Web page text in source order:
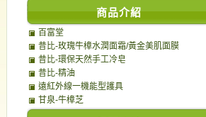
商品介紹
百富堂
昔比-玫瑰牛樟水潤面霜/黃金美肌面膜
昔比-環保天然手工冷皂
昔比-精油
遠紅外線一機能型護具
甘泉-牛樟芝